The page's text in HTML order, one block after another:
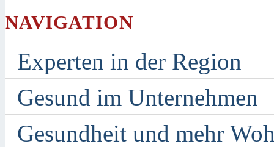
NAVIGATION
Experten in der Region
Gesund im Unternehmen
Gesundheit und mehr